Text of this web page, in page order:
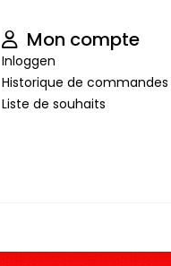
Mon compte
Inloggen
Historique de commandes
Liste de souhaits